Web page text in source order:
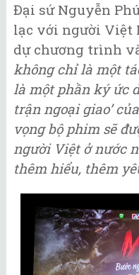
Đại sứ Nguyễn
lạc với người Việt
dự chương trình
không chỉ là một
là một phần ký ức
trận ngoại giao’
vọng bộ phim sẽ
người Việt ở nước
thêm hiểu, thêm